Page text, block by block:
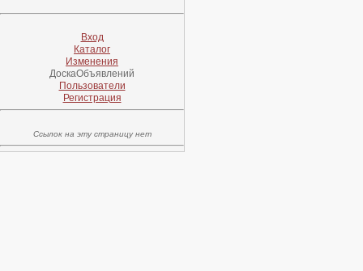
Вход
Каталог
Изменения
ДоскаОбъявлений
Пользователи
Регистрация
Ссылок на эту страницу нет